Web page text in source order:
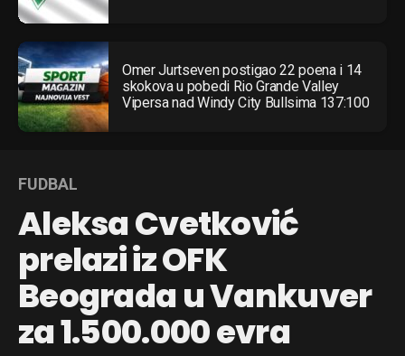
Omer Jurtseven postigao 22 poena i 14
skokova u pobedi Rio Grande Valley
Vipersa nad Windy City Bullsima 137:100
FUDBAL
Aleksa Cvetković
prelazi iz OFK
Beograda u Vankuver
za 1.500.000 evra